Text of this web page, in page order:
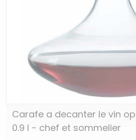
Carafe a decanter le vin
0.9 l - chef et sommelier